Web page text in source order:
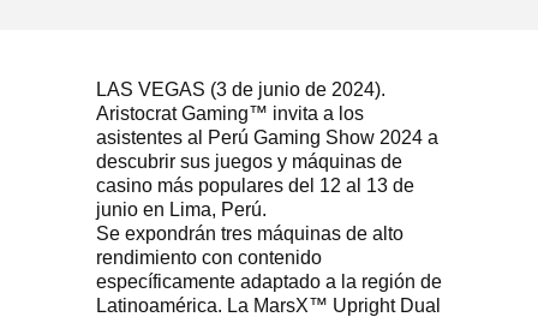
LAS VEGAS (3 de junio de 2024).
Aristocrat Gaming™ invita a los
asistentes al Perú Gaming Show 2024 a
descubrir sus juegos y máquinas de
casino más populares del 12 al 13 de
junio en Lima, Perú.
Se expondrán tres máquinas de alto
rendimiento con contenido
específicamente adaptado a la región de
Latinoamérica. La MarsX™ Upright Dual